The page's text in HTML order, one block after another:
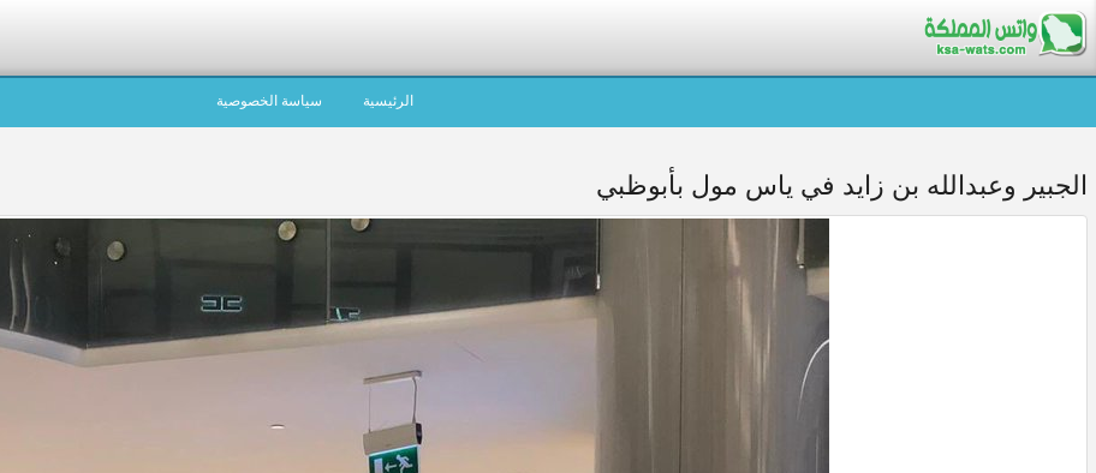
الرئيسية سياسة الخصوصية
الجبير وعبدالله بن زايد في ياس مول بأبوظبي